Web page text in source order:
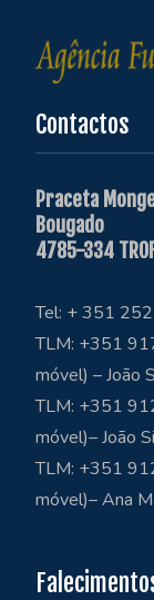
Contactos
Praceta
Bougado
4785-334
Tel: + 351
TLM: +351
móvel) – João
TLM: +351
móvel)– João
TLM: +351
móvel)– Ana